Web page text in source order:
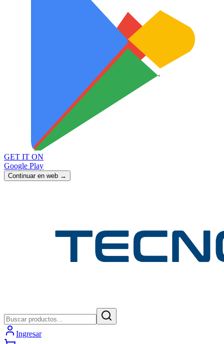
GET IT ON
Google Play
Continuar en web →
Ingresar